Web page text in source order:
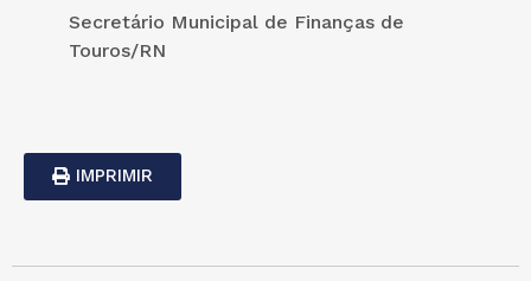
Secretário Municipal de Finanças de
Touros/RN
IMPRIMIR